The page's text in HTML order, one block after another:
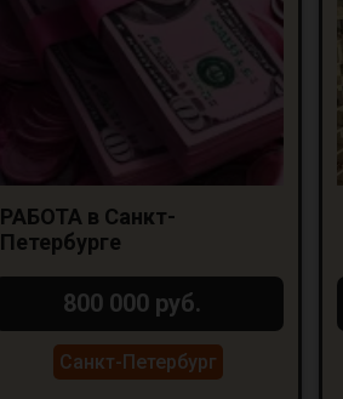
РАБОТА в Санкт-
Петербурге
800 000 руб.
Санкт-Петербург